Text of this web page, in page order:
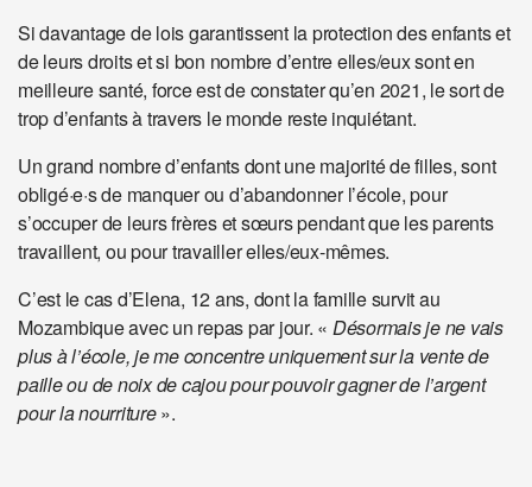
Si davantage de lois garantissent la protection des enfants et
de leurs droits et si bon nombre d’entre elles/eux sont en
meilleure santé, force est de constater qu’en 2021, le sort de
trop d’enfants à travers le monde reste inquiétant.
Un grand nombre d’enfants dont une majorité de filles, sont
obligé·e·s de manquer ou d’abandonner l’école, pour
s’occuper de leurs frères et sœurs pendant que les parents
travaillent, ou pour travailler elles/eux-mêmes.
C’est le cas d’Elena, 12 ans, dont la famille survit au
Mozambique avec un repas par jour. « Désormais je ne vais
plus à l’école, je me concentre uniquement sur la vente de
paille ou de noix de cajou pour pouvoir gagner de l’argent
pour la nourriture».